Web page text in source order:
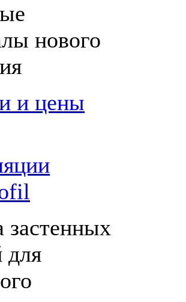
нового
и цены
застенных
для